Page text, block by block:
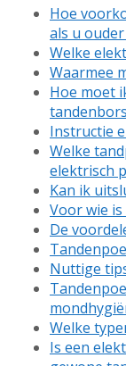
Hoe
als u
Welke
Waarmee
Hoe moet
Instructie
Welke
elektrisch
Kan ik
Voor wie
De
Nuttige
Welke
Is een